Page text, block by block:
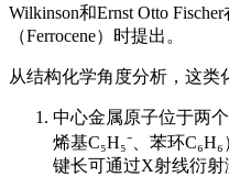
Wilkinson和Ernst Otto
（Ferrocene）时提出。
从结构化学角度分析，这类
中心金属原子位于两
烯基C₅H₅⁻、苯环
键长可通过X射线衍射